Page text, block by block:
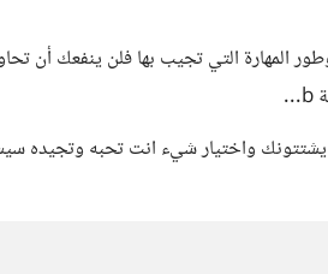
المهارة التي تجيب بها فلن ينفعك أن
واختيار شيء انت تحبه وتجيده